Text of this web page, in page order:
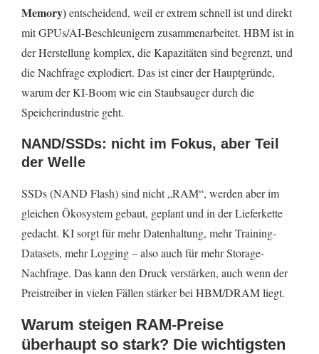
Memory)entscheidend, weil er extrem schnell ist und direkt
mit GPUs/AI-Beschleunigern zusammenarbeitet. HBM ist in
der Herstellung komplex, die Kapazitäten sind begrenzt, und
die Nachfrage explodiert. Das ist einer der Hauptgründe,
warum der KI-Boom wie ein Staubsauger durch die
Speicherindustrie geht.
NAND/SSDs: nicht im Fokus, aber Teil
der Welle
SSDs (NAND Flash) sind nicht „RAM“, werden aber im
gleichen Ökosystem gebaut, geplant und in der Lieferkette
gedacht. KI sorgt für mehr Datenhaltung, mehr Training-
Datasets, mehr Logging – also auch für mehr Storage-
Nachfrage. Das kann den Druck verstärken, auch wenn der
Preistreiber in vielen Fällen stärker bei HBM/DRAM liegt.
Warum steigen RAM-Preise
überhaupt so stark? Die wichtigsten